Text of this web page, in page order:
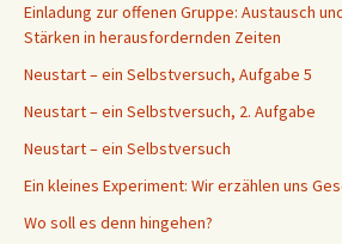
Einladung zur offenen Gruppe: Austausch
Stärken in herausfordernden Zeiten
Neustart – ein Selbstversuch, Aufgabe 5
Neustart – ein Selbstversuch, 2. Aufgabe
Neustart – ein Selbstversuch
Ein kleines Experiment: Wir erzählen uns
Wo soll es denn hingehen?